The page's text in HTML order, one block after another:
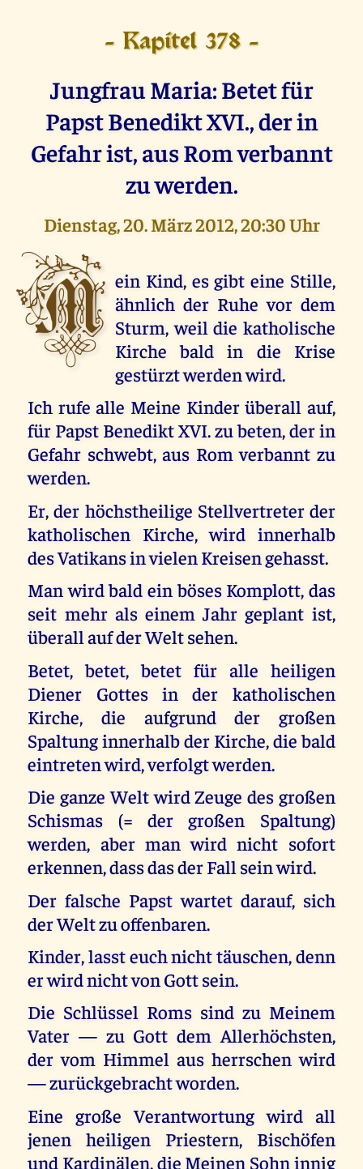
- Kapitel 378 -
Jungfrau Maria: Betet für
Papst Benedikt XVI., der in
Gefahr ist, aus Rom verbannt
zu werden.
Dienstag, 20. März 2012, 20:30 Uhr
M ein Kind, es gibt eine Stille,
ähnlich der Ruhe vor dem
Sturm, weil die katholische
Kirche bald in die Krise
gestürzt werden wird.
Ich rufe alle Meine Kinder überall auf,
für Papst Benedikt XVI. zu beten, der in
Gefahr schwebt, aus Rom verbannt zu
werden.
Er, der höchstheilige Stellvertreter der
katholischen Kirche, wird innerhalb
des Vatikans in vielen Kreisen gehasst.
Man wird bald ein böses Komplott, das
seit mehr als einem Jahr geplant ist,
überall auf der Welt sehen.
Betet, betet, betet für alle heiligen
Diener Gottes in der katholischen
Kirche, die aufgrund der großen
Spaltung innerhalb der Kirche, die bald
eintreten wird, verfolgt werden.
Die ganze Welt wird Zeuge des großen
Schismas (= der großen Spaltung)
werden, aber man wird nicht sofort
erkennen, dass das der Fall sein wird.
Der falsche Papst wartet darauf, sich
der Welt zu offenbaren.
Kinder, lasst euch nicht täuschen, denn
er wird nicht von Gott sein.
Die Schlüssel Roms sind zu Meinem
Vater — zu Gott dem Allerhöchsten,
der vom Himmel aus herrschen wird
— zurückgebracht worden.
Eine große Verantwortung wird all
jenen heiligen Priestern, Bischöfen
und Kardinälen, die Meinen Sohn innig